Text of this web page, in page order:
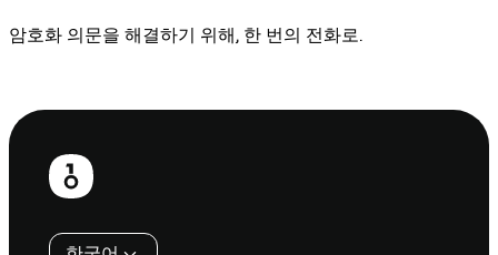
암호화 의문을 해결하기 위해, 한 번의 전화로.
보